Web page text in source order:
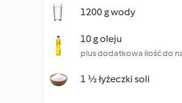
1200 g wody
10 g oleju
plus dodatkowa ilość do
1 ½ łyżeczki soli